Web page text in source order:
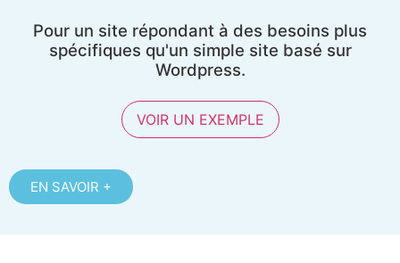
Pour un site répondant à des besoins plus
spécifiques qu'un simple site basé sur
Wordpress.
VOIR UN EXEMPLE
EN SAVOIR +